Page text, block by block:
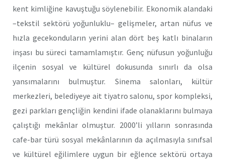
kent kimliğine kavuştuğu söylenebilir. Ekonomik alandaki
–tekstil sektörü yoğunluklu– gelişmeler, artan nüfus ve
hızla gecekonduların yerini alan dört beş katlı binaların
inşası bu süreci tamamlamıştır. Genç nüfusun yoğunluğu
ilçenin sosyal ve kültürel dokusunda sınırlı da olsa
yansımalarını bulmuştur. Sinema salonları, kültür
merkezleri, belediyeye ait tiyatro salonu, spor kompleksi,
gezi parkları gençliğin kendini ifade olanaklarını bulmaya
çalıştığı mekânlar olmuştur. 2000’li yılların sonrasında
cafe-bar türü sosyal mekânlarının da açılmasıyla sınıfsal
ve kültürel eğilimlere uygun bir eğlence sektörü ortaya